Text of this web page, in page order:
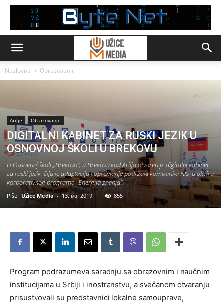
Naslovna Obrazovanje
Arilje Obrazovanje
DIGITALNI KABINET ZA RUSKI JEZIK U
OSNOVNOJ ŠKOLI U BREKOVU
U Osnovnoj školi „Brekovo“, u Brekovu kod Arilja otvoren je digitalni kabinet
za ruski jezik, čiju je adaptaciju i opremanje podržala kompanija NIS, u okviru
korporativnog programa „Energija znanja“.
Piše: Užice Media - 13. мај 2019. 855
Program podrazumeva saradnju sa obrazovnim i naučnim
institucijama u Srbiji i inostranstvu, a svečanom otvaranju
prisustvovali su predstavnici lokalne samouprave,